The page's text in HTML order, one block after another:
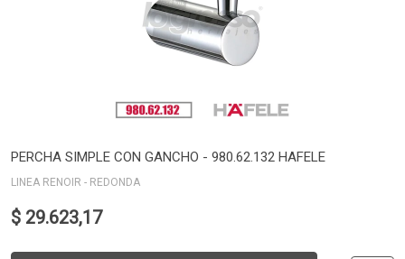
PERCHA SIMPLE CON GANCHO - 980.62.132 HAFELE
LINEA RENOIR - REDONDA
$ 29.623,17